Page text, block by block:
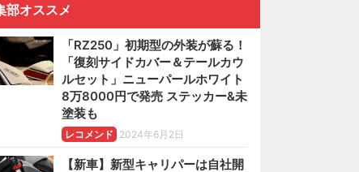
部オススメ
「RZ250」初期型の外装が蘇る！
「復刻サイドカバー＆テールカウ
ルセット」ニューパールホワイト
8万8000円で発売 ステッカー&未
塗装も
レコメンド 2024年6月2日
【新車】新型キャリパーは自社開